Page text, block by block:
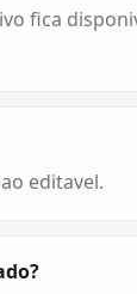
fica
editavel.